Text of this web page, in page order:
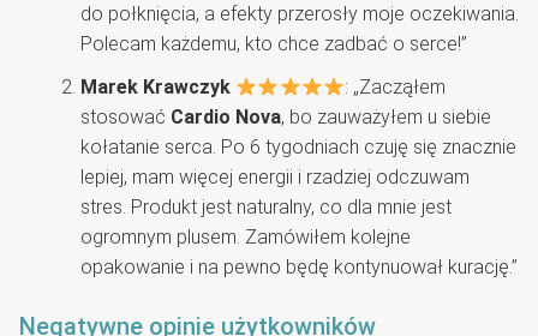
do połknięcia, a efekty przerosły moje oczekiwania.
Polecam każdemu, kto chce zadbać o serce!”
Marek Krawczyk
: „Zacząłem
stosować Cardio Nova, bo zauważyłem u siebie
kołatanie serca. Po 6 tygodniach czuję się znacznie
lepiej, mam więcej energii i rzadziej odczuwam
stres. Produkt jest naturalny, co dla mnie jest
ogromnym plusem. Zamówiłem kolejne
opakowanie i na pewno będę kontynuował kurację.”
Negatywne opinie użytkowników